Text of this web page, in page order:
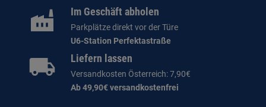
Im Geschäft abholen
Parkplätze direkt vor der Türe
U6-Station Perfektastraße
Liefern lassen
Versandkosten Österreich: 7,90€
Ab 49,90€ versandkostenfrei